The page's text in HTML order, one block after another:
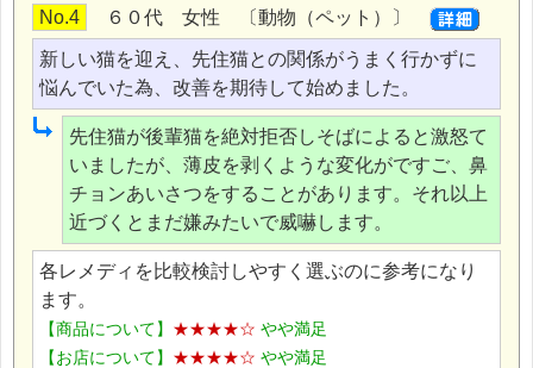
No.4 ６０代 女性 〔動物（ペット）〕
新しい猫を迎え、先住猫との関係がうまく行かずに
悩んでいた為、改善を期待して始めました。
先住猫が後輩猫を絶対拒否しそばによると激怒て
いましたが、薄皮を剥くような変化がですご、鼻
チョンあいさつをすることがあります。それ以上
近づくとまだ嫌みたいで威嚇します。
各レメディを比較検討しやすく選ぶのに参考になり
ます。
【商品について】 ★★★★☆ やや満足
【お店について】 ★★★★☆ やや満足